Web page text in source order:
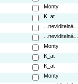
Monty
K_at
...neviditelná...
...neviditelná...
Monty
K_at
K_at
Monty